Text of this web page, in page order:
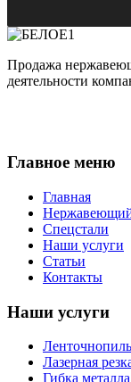
Продажа
деятельности
Главное меню
Главная
Спецстали
Наши услуги
Статьи
Контакты
Наши услуги
Лазерная
Гибка металла